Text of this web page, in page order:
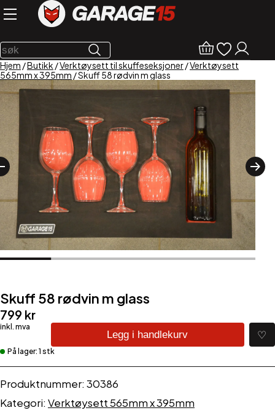
Hjem /Butikk /Verktøysett til skuffeseksjoner/Verktøysett
565mm x 395mm / Skuff 58 rødvin m glass
Skuff 58 rødvin m glass
799 kr
Skuff
rødvin
m
glass
Legg i handlekurv ♡
På lager: 1 stk
Produktnummer:30386
Kategori:Verktøysett 565mm x 395mm